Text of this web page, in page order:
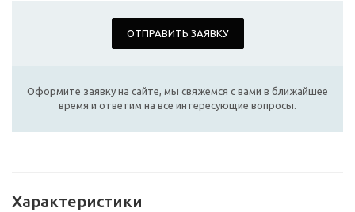
ОТПРАВИТЬ ЗАЯВКУ
Оформите заявку на сайте, мы свяжемся с вами в ближайшее
время и ответим на все интересующие вопросы.
Характеристики